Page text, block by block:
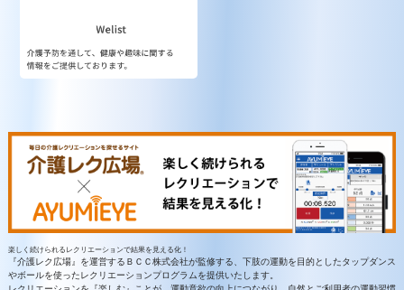
楽しく続けられるレクリエーションで結果を見える化！
『介護レク広場』を運営するＢＣＣ株式会社が監修する、下肢の運動を目的としたタップダンス
やボールを使ったレクリエーションプログラムを提供いたします。